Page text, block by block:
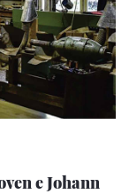
e Johann